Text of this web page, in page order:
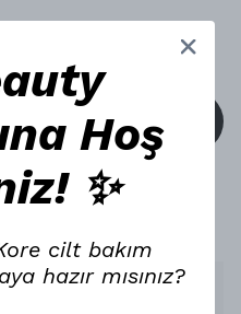
SEPETE EKLE
Hoş
✨
cilt bakım
hazır mısınız?